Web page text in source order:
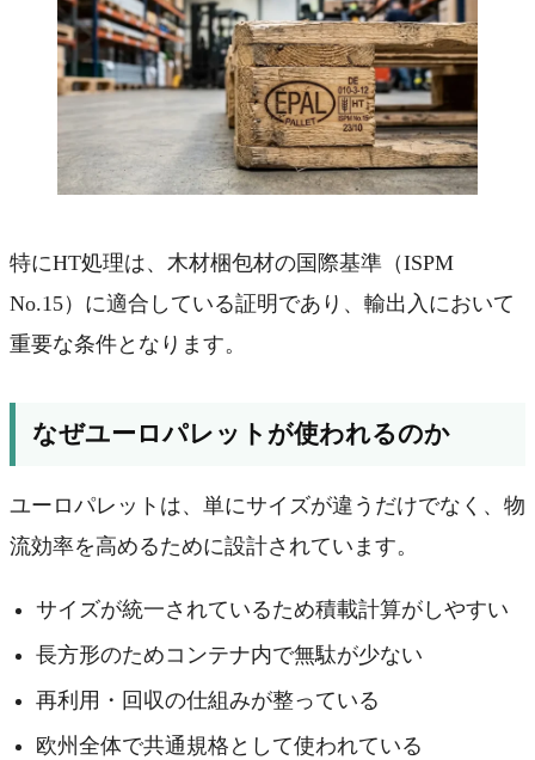
特にHT処理は、木材梱包材の国際基準（ISPM
No.15）に適合している証明であり、輸出入において
重要な条件となります。
なぜユーロパレットが使われるのか
ユーロパレットは、単にサイズが違うだけでなく、物
流効率を高めるために設計されています。
サイズが統一されているため積載計算がしやすい
長方形のためコンテナ内で無駄が少ない
再利用・回収の仕組みが整っている
欧州全体で共通規格として使われている